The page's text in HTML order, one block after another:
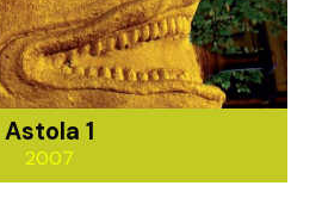
Astola 1
2007